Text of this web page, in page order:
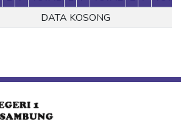
DATA KOSONG